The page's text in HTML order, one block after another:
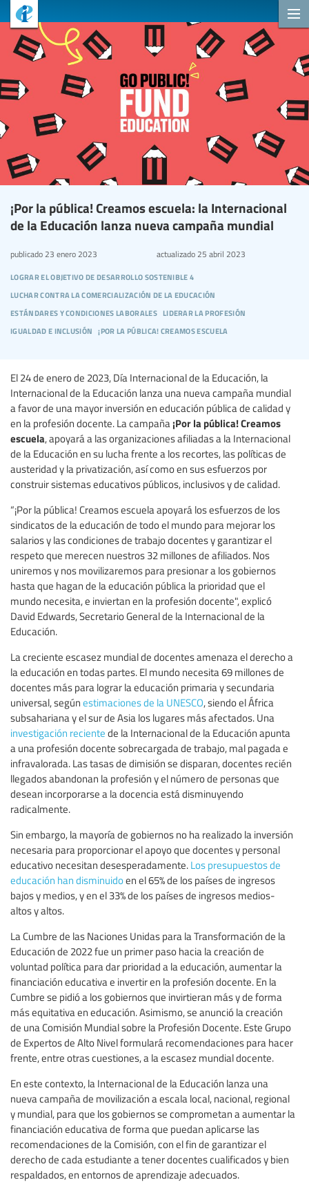
¡Por la pública! Creamos escuela: la Internacional
de la Educación lanza nueva campaña mundial
lograr el objetivo de desarrollo sostenible 4
luchar contra la comercialización de la educación
estándares y condiciones laborales liderar la profesión
igualdad e inclusión ¡por la pública! creamos escuela
publicado 23 enero 2023 actualizado25 abril 2023
El 24 de enero de 2023, Día Internacional de la Educación, la
Internacional de la Educación lanza una nueva campaña mundial
a favor de una mayor inversión en educación pública de calidad y
en la profesión docente. La campaña ¡Por la pública! Creamos
escuela, apoyará a las organizaciones afiliadas a la Internacional
de la Educación en su lucha frente a los recortes, las políticas de
austeridad y la privatización, así como en sus esfuerzos por
construir sistemas educativos públicos, inclusivos y de calidad.
“¡Por la pública! Creamos escuela apoyará los esfuerzos de los
sindicatos de la educación de todo el mundo para mejorar los
salarios y las condiciones de trabajo docentes y garantizar el
respeto que merecen nuestros 32 millones de afiliados. Nos
uniremos y nos movilizaremos para presionar a los gobiernos
hasta que hagan de la educación pública la prioridad que el
mundo necesita, e inviertan en la profesión docente", explicó
David Edwards, Secretario General de la Internacional de la
Educación.
La creciente escasez mundial de docentes amenaza el derecho a
la educación en todas partes. El mundo necesita 69 millones de
docentes más para lograr la educación primaria y secundaria
universal, según estimaciones de la UNESCO, siendo el África
subsahariana y el sur de Asia los lugares más afectados. Una
investigación reciente de la Internacional de la Educación apunta
a una profesión docente sobrecargada de trabajo, mal pagada e
infravalorada. Las tasas de dimisión se disparan, docentes recién
llegados abandonan la profesión y el número de personas que
desean incorporarse a la docencia está disminuyendo
radicalmente.
Sin embargo, la mayoría de gobiernos no ha realizado la inversión
necesaria para proporcionar el apoyo que docentes y personal
educativo necesitan desesperadamente. Los presupuestos de
educación han disminuidoen el 65% de los países de ingresos
bajos y medios, y en el 33% de los países de ingresos medios-
altos y altos.
La Cumbre de las Naciones Unidas para la Transformación de la
Educación de 2022 fue un primer paso hacia la creación de
voluntad política para dar prioridad a la educación, aumentar la
financiación educativa e invertir en la profesión docente. En la
Cumbre se pidió a los gobiernos que invirtieran más y de forma
más equitativa en educación. Asimismo, se anunció la creación
de una Comisión Mundial sobre la Profesión Docente. Este Grupo
de Expertos de Alto Nivel formulará recomendaciones para hacer
frente, entre otras cuestiones, a la escasez mundial docente.
En este contexto, la Internacional de la Educación lanza una
nueva campaña de movilización a escala local, nacional, regional
y mundial, para que los gobiernos se comprometan a aumentar la
financiación educativa de forma que puedan aplicarse las
recomendaciones de la Comisión, con el fin de garantizar el
derecho de cada estudiante a tener docentes cualificados y bien
respaldados, en entornos de aprendizaje adecuados.